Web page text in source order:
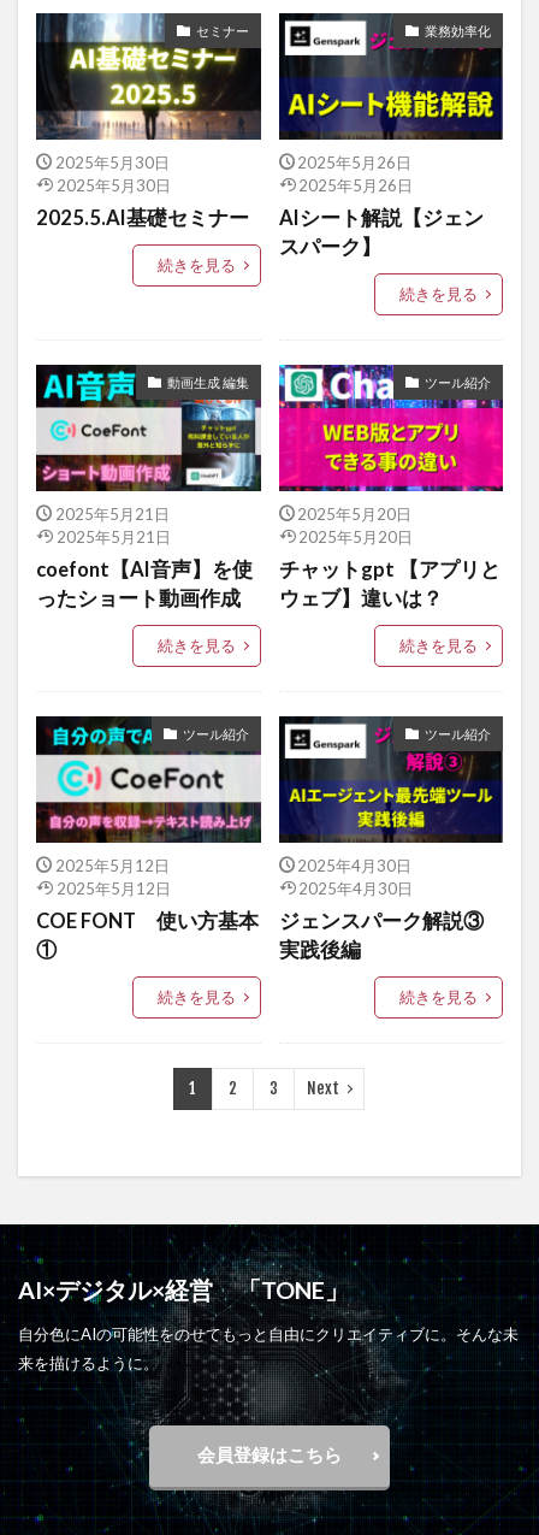
セミナー
2025年5月30日
2025年5月30日
2025.5.AI基礎セミナー
続きを見る
業務効率化
2025年5月26日
2025年5月26日
AIシート解説【ジェン
スパーク】
続きを見る
動画生成 編集
2025年5月21日
2025年5月21日
coefont【AI音声】を使
ったショート動画作成
続きを見る
ツール紹介
2025年5月20日
2025年5月20日
チャットgpt 【アプリと
ウェブ】違いは？
続きを見る
ツール紹介
2025年5月12日
2025年5月12日
COE FONT 使い方基本
①
続きを見る
ツール紹介
2025年4月30日
2025年4月30日
ジェンスパーク解説③
実践後編
続きを見る
1 2 3 Next
AI×デジタル×経営 「TONE」
自分色にAIの可能性をのせてもっと自由にクリエイティブに。そんな未
来を描けるように。
会員登録はこちら